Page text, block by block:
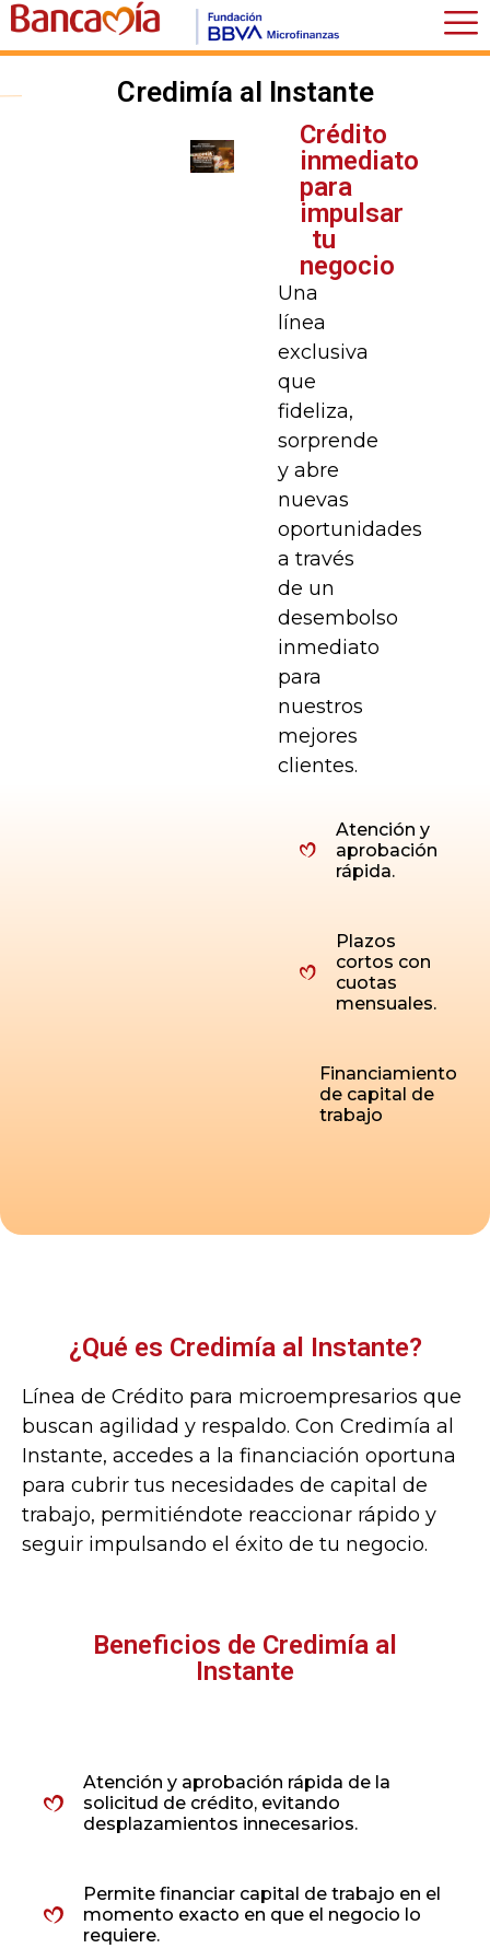
Credimía al Instante
Crédito
inmediato
para
impulsar
tu
negocio
Una
línea
exclusiva
que
fideliza,
sorprende
y abre
nuevas
oportunidades
a través
de un
desembolso
inmediato
para
nuestros
mejores
clientes.
Atención y
aprobación
rápida.
Plazos
cortos con
cuotas
mensuales.
Financiamiento
de capital de
trabajo
¿Qué es Credimía al Instante?
Línea de Crédito para microempresarios que
buscan agilidad y respaldo. Con Credimía al
Instante, accedes a la financiación oportuna
para cubrir tus necesidades de capital de
trabajo, permitiéndote reaccionar rápido y
seguir impulsando el éxito de tu negocio.
Beneficios de Credimía al
Instante
Atención y aprobación rápida de la
solicitud de crédito, evitando
desplazamientos innecesarios.
Permite financiar capital de trabajo en el
momento exacto en que el negocio lo
requiere.